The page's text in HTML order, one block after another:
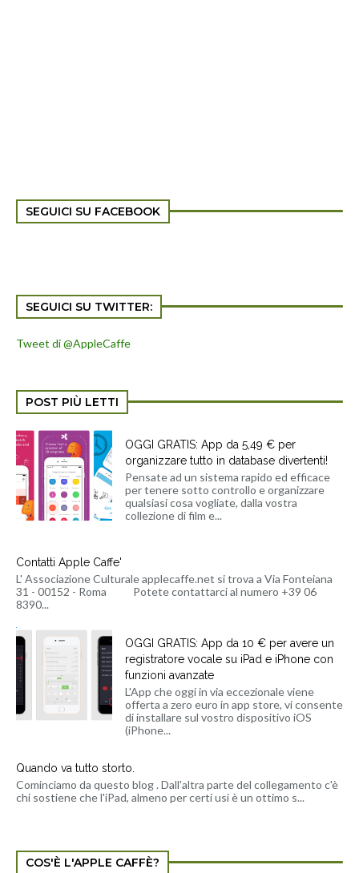
SEGUICI SU FACEBOOK
SEGUICI SU TWITTER:
Tweet di @AppleCaffe
POST PIÙ LETTI
OGGI GRATIS: App da 5,49 € per
organizzare tutto in database divertenti!
Pensate ad un sistema rapido ed efficace
per tenere sotto controllo e organizzare
qualsiasi cosa vogliate, dalla vostra
collezione di film e...
Contatti Apple Caffe'
L' Associazione Culturale applecaffe.net si trova a Via Fonteiana
31 - 00152 - Roma Potete contattarci al numero +39 06
8390...
OGGI GRATIS: App da 10 € per avere un
registratore vocale su iPad e iPhone con
funzioni avanzate
L'App che oggi in via eccezionale viene
offerta a zero euro in app store, vi consente
di installare sul vostro dispositivo iOS
(iPhone...
Quando va tutto storto.
Cominciamo da questo blog . Dall'altra parte del collegamento c'è
chi sostiene che l'iPad, almeno per certi usi è un ottimo s...
COS'È L'APPLE CAFFÈ?